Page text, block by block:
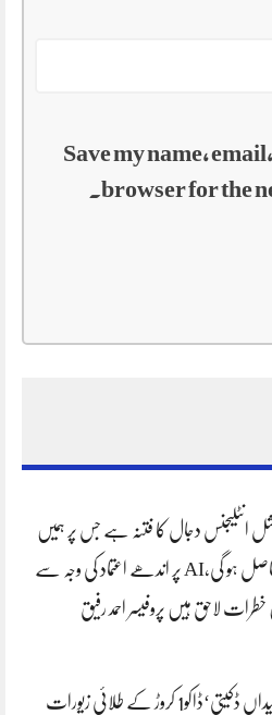
Save my name,
browser for the
انٹلیجنس دجال کا فتنہ ہے جس پر ہمیں
فتح حاصل ہو گی،AI پر اندھے اعتماد کی وجہ سے
خطرات لاحق ہیں پروفیسر احمد رفیق
کلرسیداں ڈکیتی‘ڈاکو1 کروڑ کے طلائی زیورات